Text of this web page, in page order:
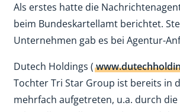
Als erstes hatte die
beim Bundeskartellamt berichtet.
Unternehmen gab es bei Agentur-
Dutech Holdings (
Tochter Tri Star Group ist bereits in
mehrfach aufgetreten, u.a. durch